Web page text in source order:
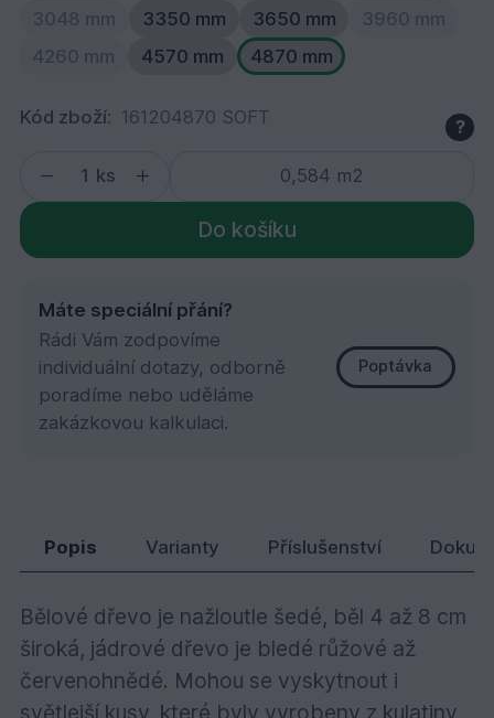
3048 mm
3350 mm 3650 mm
3960 mm
4260 mm
4570 mm 4870 mm
Kód zboží: 161204870 SOFT ?
ks
Do košíku
Máte speciální přání?
Rádi Vám zodpovíme
individuální dotazy, odborně
poradíme nebo uděláme
zakázkovou kalkulaci.
Poptávka
Popis Varianty Příslušenství
Bělové dřevo je nažloutle šedé, běl 4 až 8 cm
široká, jádrové dřevo je bledé růžové až
červenohnědé. Mohou se vyskytnout i
světlejší kusy, které byly vyrobeny z kulatiny